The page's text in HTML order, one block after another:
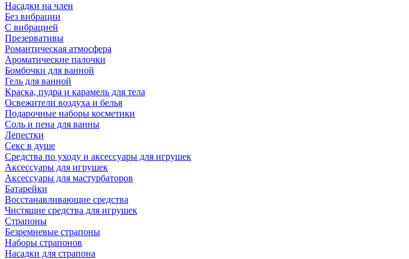
Насадки на член
Без вибрации
С вибрацией
Презервативы
Романтическая атмосфера
Ароматические палочки
Бомбочки для ванной
Гель для ванной
Краска, пудра и карамель для тела
Освежители воздуха и белья
Подарочные наборы косметики
Соль и пена для ванны
Лепестки
Секс в душе
Средства по уходу и аксессуары для игрушек
Аксессуары для игрушек
Аксессуары для мастурбаторов
Батарейки
Восстанавливающие средства
Чистящие средства для игрушек
Страпоны
Безремневые страпоны
Наборы страпонов
Насадки для страпона